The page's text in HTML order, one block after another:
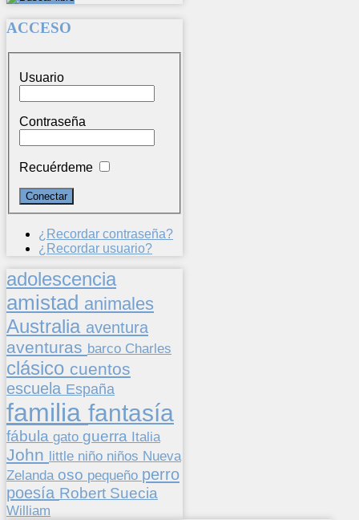
ACCESO
Usuario
Contraseña
Recuérdeme
¿Recordar contraseña?
¿Recordar usuario?
adolescencia
amistad animales
Australia aventura
aventuras barco Charles
clásico cuentos
escuela España
familia fantasía
fábula gato guerra Italia
John little niño niños Nueva
Zelanda oso pequeño perro
poesía Robert Suecia
William